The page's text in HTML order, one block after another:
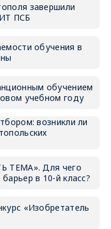
завершили
ПСБ
обучения в
обучением
учебном году
возникли ли
ТЕМА». Для чего
в 10-й класс?
«Изобретатель